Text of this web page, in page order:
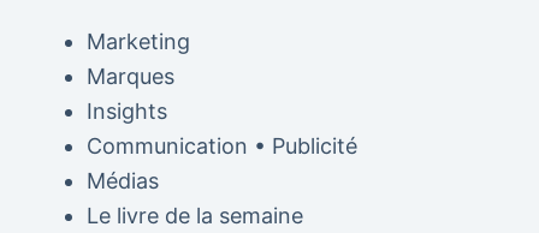
Marketing
Marques
Insights
Communication • Publicité
Médias
Le livre de la semaine